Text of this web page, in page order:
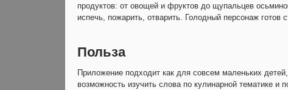
продуктов: от овощей и фруктов до щупальцев
испечь, пожарить, отварить. Голодный персонаж
Польза
Приложение подходит как для совсем маленьких
возможность изучить слова по кулинарной тематике